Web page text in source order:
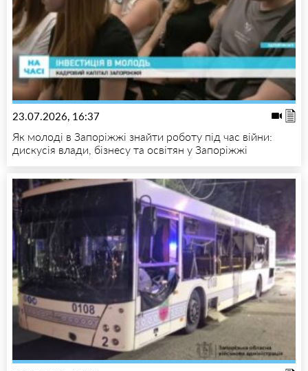
23.07.2026, 16:37
Як молоді в Запоріжжі знайти роботу під час війни:
дискусія влади, бізнесу та освітян у Запоріжжі